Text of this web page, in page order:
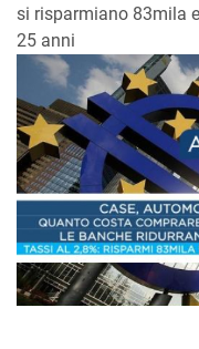
si risparmiano 83mila
25 anni